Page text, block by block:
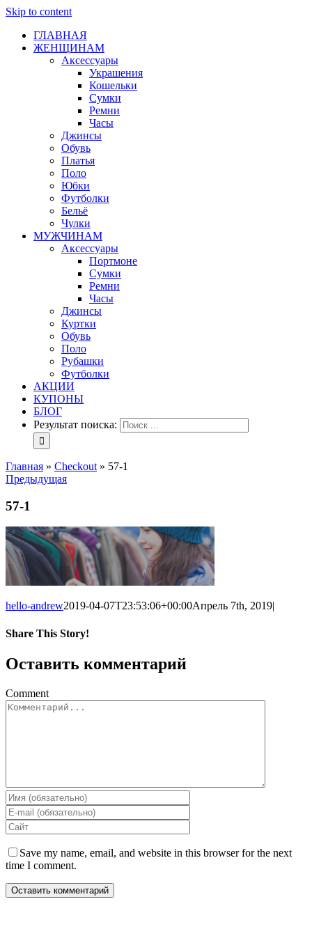
Skip to content
ГЛАВНАЯ
ЖЕНЩИНАМ
Аксессуары
Украшения
Кошельки
Сумки
Ремни
Часы
Джинсы
Обувь
Платья
Поло
Юбки
Футболки
Бельё
Чулки
МУЖЧИНАМ
Аксессуары
Портмоне
Сумки
Ремни
Часы
Джинсы
Куртки
Обувь
Поло
Рубашки
Футболки
АКЦИИ
КУПОНЫ
БЛОГ
Результат поиска:
Главная » Checkout » 57-1
Предыдущая
57-1
hello-andrew2019-04-07T23:53:06+00:00Апрель 7th, 2019|
Share This Story!
Оставить комментарий
Comment
Save my name, email, and website in this browser for the next
time I comment.